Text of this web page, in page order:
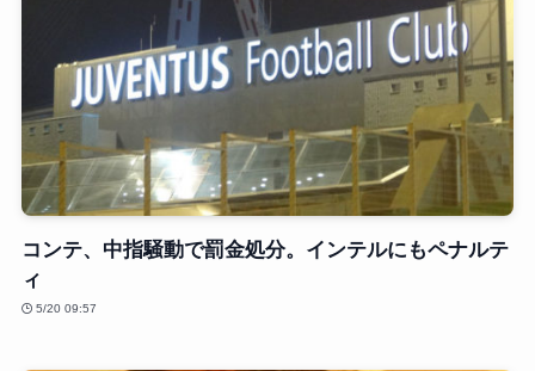
コンテ、中指騒動で罰金処分。インテルにもペナルテ
ィ
5/20 09:57